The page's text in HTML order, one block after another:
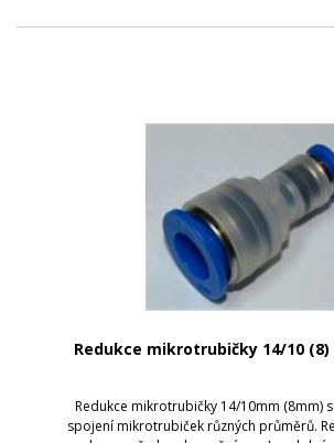
Redukce mikrotrubičky 14/10
Redukce mikrotrubičky 14/10mm (8mm)
spojení mikrotrubiček různých průměrů.